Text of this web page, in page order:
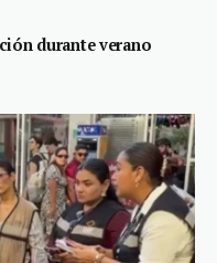
durante verano